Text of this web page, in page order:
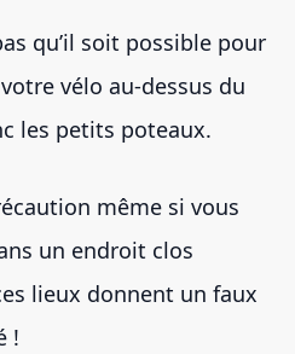
qu’il soit possible pour
vélo au-dessus du
les petits poteaux.
même si vous
un endroit clos
lieux donnent un faux
!